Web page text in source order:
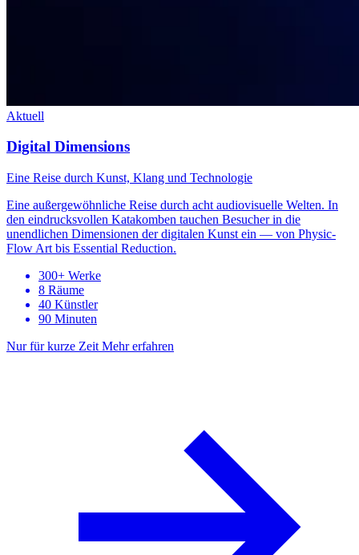
Aktuell
Digital Dimensions
Eine Reise durch Kunst, Klang und Technologie
Eine außergewöhnliche Reise durch acht audiovisuelle Welten. In
den eindrucksvollen Katakomben tauchen Besucher in die
unendlichen Dimensionen der digitalen Kunst ein — von Physic-
Flow Art bis Essential Reduction.
300+ Werke
8 Räume
40 Künstler
90 Minuten
Nur für kurze Zeit Mehr erfahren